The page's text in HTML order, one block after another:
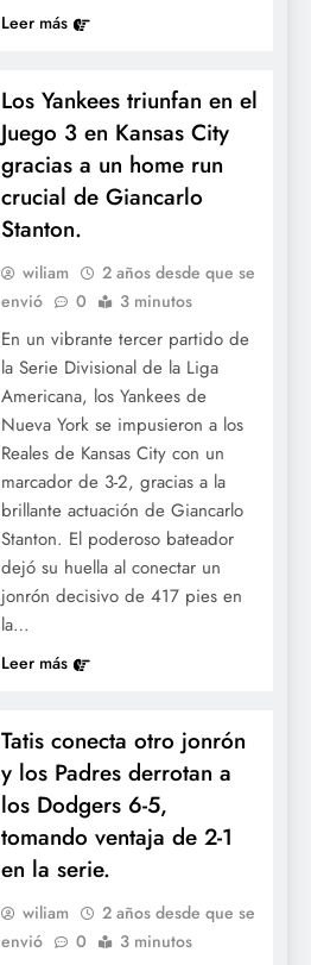
Leer más
Los Yankees triunfan en el
Juego 3 en Kansas City
gracias a un home run
crucial de Giancarlo
Stanton.
wiliam
2 años desde que se
envió
0 3 minutos
En un vibrante tercer partido de
la Serie Divisional de la Liga
Americana, los Yankees de
Nueva York se impusieron a los
Reales de Kansas City con un
marcador de 3-2, gracias a la
brillante actuación de Giancarlo
Stanton. El poderoso bateador
dejó su huella al conectar un
jonrón decisivo de 417 pies en
la…
Leer más
Tatis conecta otro jonrón
y los Padres derrotan a
los Dodgers 6-5,
tomando ventaja de 2-1
en la serie.
wiliam
2 años desde que se
envió
0 3 minutos